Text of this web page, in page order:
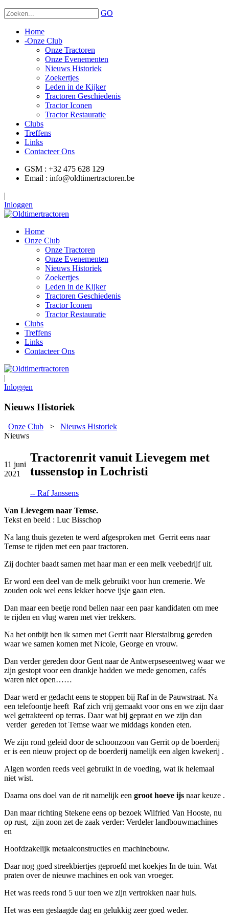
GO
Home
-Onze Club
Onze Tractoren
Onze Evenementen
Nieuws Historiek
Zoekertjes
Leden in de Kijker
Tractoren Geschiedenis
Tractor Iconen
Tractor Restauratie
Clubs
Treffens
Links
Contacteer Ons
GSM : +32 475 628 129
Email : info@oldtimertractoren.be
|
Inloggen
Home
Onze Club
Onze Tractoren
Onze Evenementen
Nieuws Historiek
Zoekertjes
Leden in de Kijker
Tractoren Geschiedenis
Tractor Iconen
Tractor Restauratie
Clubs
Treffens
Links
Contacteer Ons
|
Inloggen
Nieuws Historiek
Onze Club > Nieuws Historiek
Nieuws
11 juni
2021
Tractorenrit vanuit Lievegem met
tussenstop in Lochristi
-- Raf Janssens
Van Lievegem naar Temse.
Tekst en beeld : Luc Bisschop
Na lang thuis gezeten te werd afgesproken met Gerrit eens naar
Temse te rijden met een paar tractoren.
Zij dochter baadt samen met haar man er een melk veebedrijf uit.
Er word een deel van de melk gebruikt voor hun cremerie. We
zouden ook wel eens lekker hoeve ijsje gaan eten.
Dan maar een beetje rond bellen naar een paar kandidaten om mee
te rijden en vlug waren met vier trekkers.
Na het ontbijt ben ik samen met Gerrit naar Bierstalbrug gereden
waar we samen komen met Nicole, George en vrouw.
Dan verder gereden door Gent naar de Antwerpseseentweg waar we
zijn gestopt voor een drankje hadden we mede genomen, cafés
waren niet open……
Daar werd er gedacht eens te stoppen bij Raf in de Pauwstraat. Na
een telefoontje heeft Raf zich vrij gemaakt voor ons en we zijn daar
wel getrakteerd op terras. Daar wat bij gepraat en we zijn dan
verder gereden tot Temse waar we middags konden eten.
We zijn rond geleid door de schoonzoon van Gerrit op de boerderij
er is een nieuw project op de boerderij namelijk een algen kwekerij .
Algen worden reeds veel gebruikt in de voeding, wat ik helemaal
niet wist.
Daarna ons doel van de rit namelijk een groot hoeve ijs naar keuze .
Dan maar richting Stekene eens op bezoek Wilfried Van Hooste, nu
op rust, zijn zoon zet de zaak verder: Verdeler landbouwmachines
en
Hoofdzakelijk metaalconstructies en machinebouw.
Daar nog goed streekbiertjes geproefd met koekjes In de tuin. Wat
praten over de nieuwe machines en ook van vroeger.
Het was reeds rond 5 uur toen we zijn vertrokken naar huis.
Het was een geslaagde dag en gelukkig zeer goed weder.